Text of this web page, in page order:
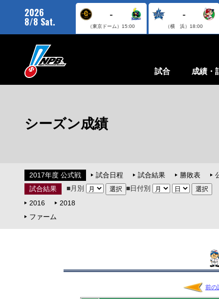
2026
8/8 Sat.
-
（東京ドーム） 15:00
-
（横 浜） 18:00
試合 成績・
シーズン成績
2017年度 公式戦 試合日程 試合結果 勝敗表
試合結果
■月別
■日付別
2016
2018
ファーム
前の